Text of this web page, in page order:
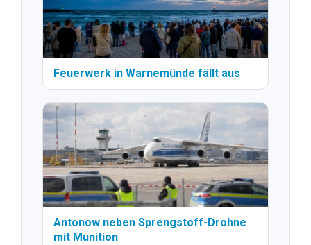
Feuerwerk in Warnemünde fällt aus
Antonow neben Sprengstoff-Drohne
mit Munition